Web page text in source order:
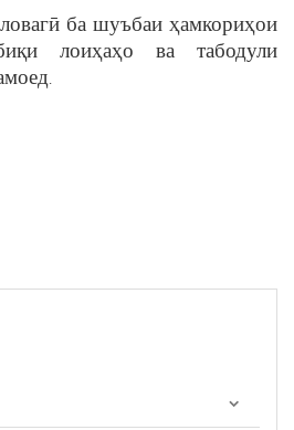
ба шуъбаи ҳамкориҳои
лоиҳаҳо ва табодули
.